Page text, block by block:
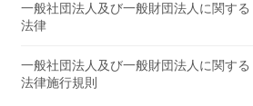
一般社団法人及び一般財団法人に関する
法律
一般社団法人及び一般財団法人に関する
法律施行規則